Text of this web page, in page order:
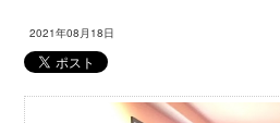
2021年08月18日